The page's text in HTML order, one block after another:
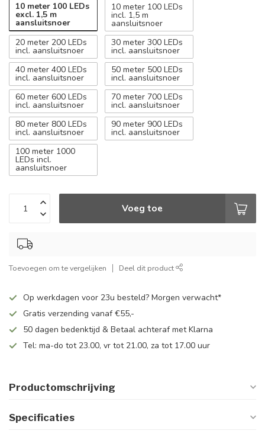
10 meter 100 LEDs
excl. 1,5 m
aansluitsnoer
10 meter 100 LEDs
incl. 1,5 m
aansluitsnoer
20 meter 200 LEDs
incl. aansluitsnoer
30 meter 300 LEDs
incl. aansluitsnoer
40 meter 400 LEDs
incl. aansluitsnoer
50 meter 500 LEDs
incl. aansluitsnoer
60 meter 600 LEDs
incl. aansluitsnoer
70 meter 700 LEDs
incl. aansluitsnoer
80 meter 800 LEDs
incl. aansluitsnoer
90 meter 900 LEDs
incl. aansluitsnoer
100 meter 1000
LEDs incl.
aansluitsnoer
Voeg toe
Toevoegen om te vergelijken Deel dit product
Op werkdagen voor 23u besteld? Morgen verwacht*
Gratis verzending vanaf €55,-
50 dagen bedenktijd & Betaal achteraf met Klarna
Tel: ma-do tot 23.00, vr tot 21.00, za tot 17.00 uur
Productomschrijving
Specificaties